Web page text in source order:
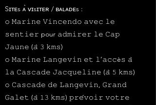
Sɪᴛᴇs ᴀ̀ ᴠɪsɪᴛᴇʀ / ʙᴀʟᴀᴅᴇs :
𝚘 𝙼𝚊𝚛𝚒𝚗𝚎 𝚅𝚒𝚗𝚌𝚎𝚗𝚍𝚘 𝚊𝚟𝚎𝚌 𝚕𝚎
𝚜𝚎𝚗𝚝𝚒𝚎𝚛 pour 𝚊𝚍𝚖𝚒𝚛𝚎𝚛 𝚕𝚎 𝙲𝚊𝚙
𝙹𝚊𝚞𝚗𝚎 (𝚊̀ 𝟹 𝚔𝚖𝚜)
𝚘 𝙼𝚊𝚛𝚒𝚗𝚎 𝙻𝚊𝚗𝚐𝚎𝚟𝚒𝚗 𝚎𝚝 𝚕’𝚊𝚌𝚌è𝚜 𝚊̀
𝚕𝚊 𝙲𝚊𝚜𝚌𝚊𝚍𝚎 𝙹𝚊𝚌𝚚𝚞𝚎𝚕𝚒𝚗𝚎 (𝚊̀ 𝟻 𝚔𝚖𝚜)
𝚘 𝙲𝚊𝚜𝚌𝚊𝚍𝚎 𝚍𝚎 𝙻𝚊𝚗𝚐𝚎𝚟𝚒𝚗, 𝙶𝚛𝚊𝚗𝚍
𝙶𝚊𝚕𝚎𝚝 (𝚊̀ 𝟷𝟹 𝚔𝚖𝚜) 𝚙𝚛𝚎́𝚟𝚘𝚒𝚛 𝚟𝚘𝚝𝚛𝚎